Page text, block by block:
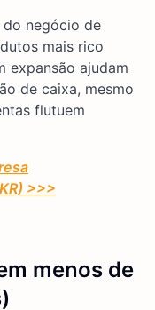
negócio de
mais rico
expansão ajudam
de caixa, mesmo
flutuem
>>>
menos de